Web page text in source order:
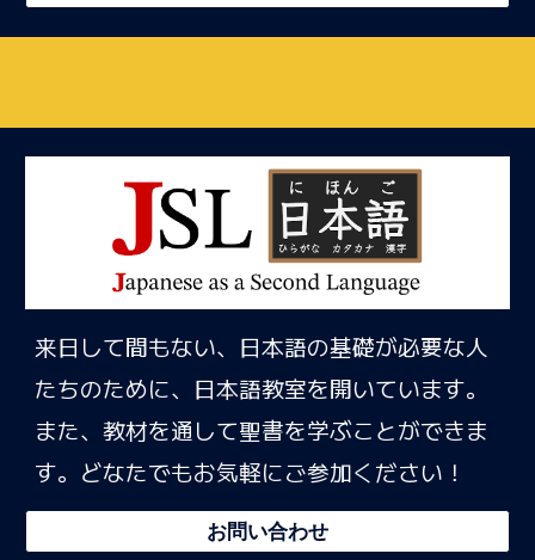
来日して間もない、日本語の基礎が必要な人
たちのために、日本語教室を開いています。
また、教材を通して聖書を学ぶことができま
す。どなたでもお気軽にご参加ください！
お問い合わせ